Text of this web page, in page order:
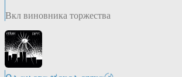
Вкл виновника торжества